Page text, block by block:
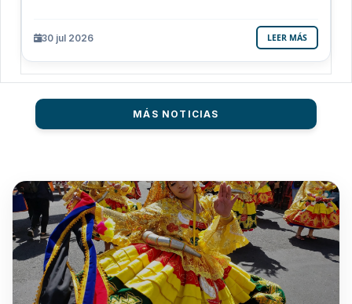
30 jul 2026 LEER MÁS
MÁS NOTICIAS